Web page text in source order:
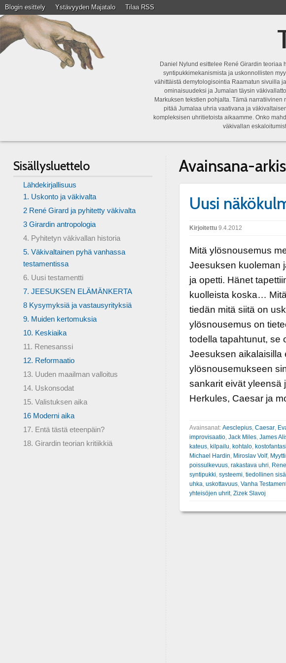
Blogin esittely Ystävyyden Majatalo Tilaa RSS
Daniel Nylund esittelee René Girardin teoriaa
syntipukkimekanismista ja uskonnollisten
vähittäistä demytologisointia Raamatun sivuilla
ominaisuudeksi ja Jumalan täysin
Markuksen tekstien pohjalta. Tämä
pitää Jumalaa uhria vaativana ja
kompleksisen uhritietoista aikaamme. Onko
väkivallan
Avainsana-
Uusi
Kirjoitettu9.4.2012
Mitä ylösnousemus
Jeesuksen kuoleman
ja opetti. Hänet
kuolleista koska…
tiedän mitä siitä on
ylösnousemus on
todella tapahtunut, se
Jeesuksen aikalaisilla
ylösnousemukseen
sankarit eivät yleensä
Herkules, Caesar ja
Avainsanat: Aesclepius, Caesar,
improvisaatio, Jack Miles, James
kateus, kilpailu kohtalo,
Michael Hardin Miroslav Volf,
poissulkevuus, rakastava uhri
syntipukki systeemi tiedollinen
uhka uskottavuus, Vanha
yhteisöjen uhrit, Zizek Slavoj
Sisällysluettelo
Lähdekirjallisuus
1. Uskonto ja väkivalta
2 René Girard ja pyhitetty väkivalta
3 Girardin antropologia
4. Pyhitetyn väkivallan historia
5. Väkivaltainen pyhä vanhassa
testamentissa
6. Uusi testamentti
7. JEESUKSEN ELÄMÄNKERTA
8 Kysymyksiä ja vastausyrityksiä
9. Muiden kertomuksia
10. Keskiaika
11. Renesanssi
12. Reformaatio
13. Uuden maailman valloitus
14. Uskonsodat
15. Valistuksen aika
16 Moderni aika
17. Entä tästä eteenpäin?
18. Girardin teorian kritiikkiä